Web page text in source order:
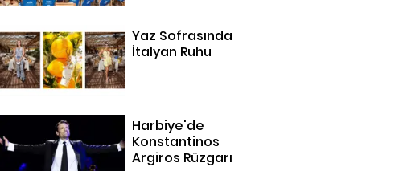
Yaz Sofrasında
İtalyan Ruhu
Harbiye'de
Konstantinos
Argiros Rüzgarı